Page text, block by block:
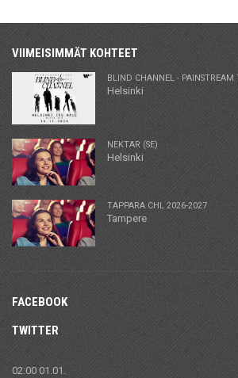
VIIMEISIMMÄT KOHTEET
BLIND CHANNEL -
Helsinki
NEKTAR (SE)
Helsinki
TAPPARA CHL 2026-2027
Tampere
FACEBOOK
TWITTER
02:00 01.01.